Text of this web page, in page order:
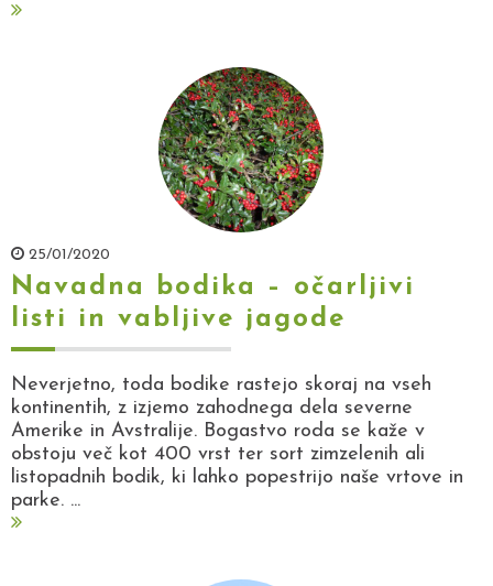
25/01/2020
Navadna bodika – očarljivi
listi in vabljive jagode
Neverjetno, toda bodike rastejo skoraj na vseh
kontinentih, z izjemo zahodnega dela severne
Amerike in Avstralije. Bogastvo roda se kaže v
obstoju več kot 400 vrst ter sort zimzelenih ali
listopadnih bodik, ki lahko popestrijo naše vrtove in
parke. ...